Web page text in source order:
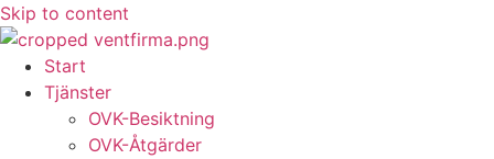
Skip to content
Start
Tjänster
OVK-Besiktning
OVK-Åtgärder